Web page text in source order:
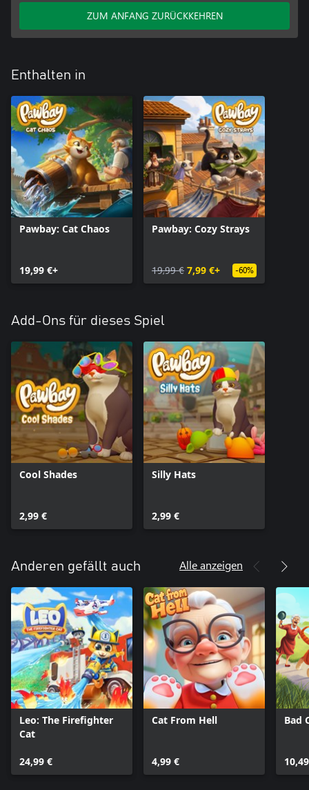
ZUM ANFANG ZURÜCKKEHREN
Enthalten in
Pawbay: Cat Chaos
19,99 €+
Pawbay: Cozy Strays
19,99 € 7,99 €+ -60%
Add-Ons für dieses Spiel
Cool Shades
2,99 €
Silly Hats
2,99 €
Anderen gefällt auch Alle anzeigen
Leo: The Firefighter
Cat
24,99 €
Cat From Hell
4,99 €
Bad